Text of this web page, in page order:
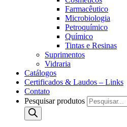
Farmacêutico
Microbiologia
Petroquímico
Químico
Tintas e Resinas
Suprimentos
Vidraria
Catálogos
Certificados & Laudos – Links
Contato
Pesquisar produtos